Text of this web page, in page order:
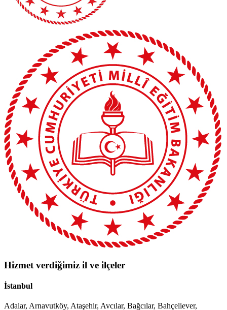
Hizmet verdiğimiz il ve ilçeler
İstanbul
Adalar, Arnavutköy, Ataşehir, Avcılar, Bağcılar, Bahçeliever,